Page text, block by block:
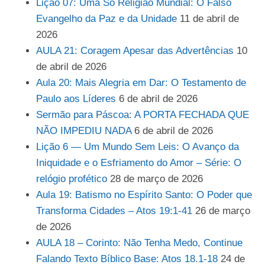
Lição 07: Uma Só Religião Mundial: O Falso
Evangelho da Paz e da Unidade 11 de abril de
2026
AULA 21: Coragem Apesar das Advertências 10
de abril de 2026
Aula 20: Mais Alegria em Dar: O Testamento de
Paulo aos Líderes 6 de abril de 2026
Sermão para Páscoa: A PORTA FECHADA QUE
NÃO IMPEDIU NADA 6 de abril de 2026
Lição 6 — Um Mundo Sem Leis: O Avanço da
Iniquidade e o Esfriamento do Amor – Série: O
relógio profético 28 de março de 2026
Aula 19: Batismo no Espírito Santo: O Poder que
Transforma Cidades – Atos 19:1-41 26 de março
de 2026
AULA 18 – Corinto: Não Tenha Medo, Continue
Falando Texto Bíblico Base: Atos 18.1-18 24 de